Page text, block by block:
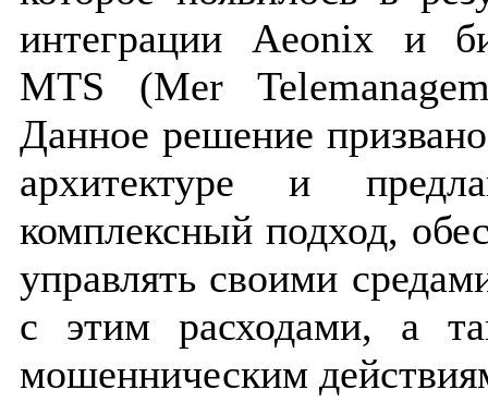
интеграции Aeonix и
MTS (Mer
Данное решение
архитектуре и
комплексный подход,
управлять своими
с этим расходами, а
мошенническим